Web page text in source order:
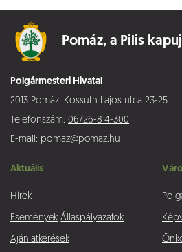
Pomáz, a Pilis
Polgármesteri Hivatal
2013 Pomáz, Kossuth Lajos utca 23-25.
Telefonszám: 06/26-814-300
E-mail: pomaz@pomaz.hu
Aktuális
Hírek
Események Álláspályázatok
Ajánlatkérések